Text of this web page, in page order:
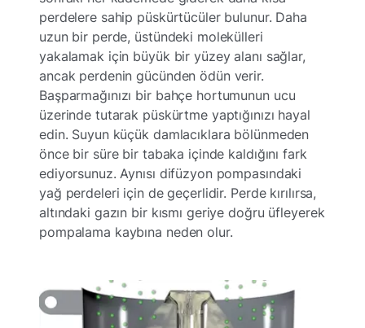
perdelere sahip püskürtücüler bulunur. Daha
uzun bir perde, üstündeki molekülleri
yakalamak için büyük bir yüzey alanı sağlar,
ancak perdenin gücünden ödün verir.
Başparmağınızı bir bahçe hortumunun ucu
üzerinde tutarak püskürtme yaptığınızı hayal
edin. Suyun küçük damlacıklara bölünmeden
önce bir süre bir tabaka içinde kaldığını fark
ediyorsunuz. Aynısı difüzyon pompasındaki
yağ perdeleri için de geçerlidir. Perde kırılırsa,
altındaki gazın bir kısmı geriye doğru üfleyerek
pompalama kaybına neden olur.